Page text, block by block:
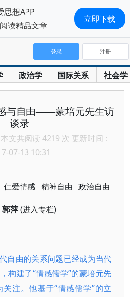
政治学 国际关系 社会学
登录 注册
与自由——蒙培元先生访
谈录
本文共阅读 4219 次 更新时间：
07-13 10:31
仁爱情感 精神自由 政治自由
郭萍(进入专栏)
自由的关系问题已经成为当代
构建了“情感儒学”的蒙培元先
注。他基于“情感儒学”的立
思想APP
读精品文章
立即下载